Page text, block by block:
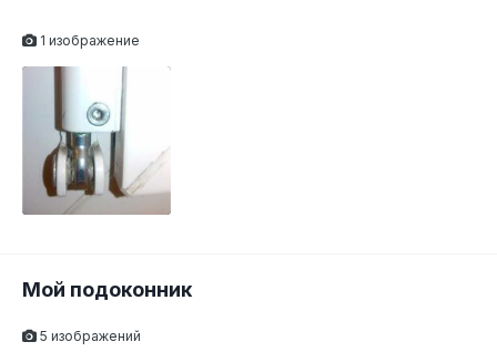
1 изображение
Мой подоконник
5 изображений